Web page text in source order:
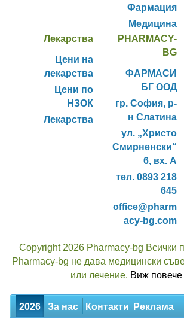
Фармация
Медицина
Лекарства
Цени на
лекарства
Цени по
НЗОК
Лекарства
PHARMACY-
BG
ФАРМАСИ
БГ ООД
гр. София, р-
н Слатина
ул. „Христо
Смирненски“
6, вх. А
тел. 0893 218
645
office@pharm
acy-bg.com
Copyright 2026 Pharmacy-bg Всички
Pharmacy-bg не дава медицински
или лечение. Виж повече
2026 За нас Контакти Реклама